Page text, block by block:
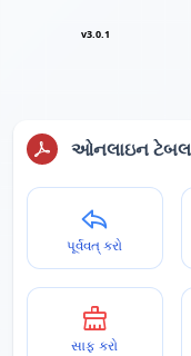
v3.0.1
ઓનલાઇન ટેબલ
પૂર્વવત્ કરો
સાફ કરો